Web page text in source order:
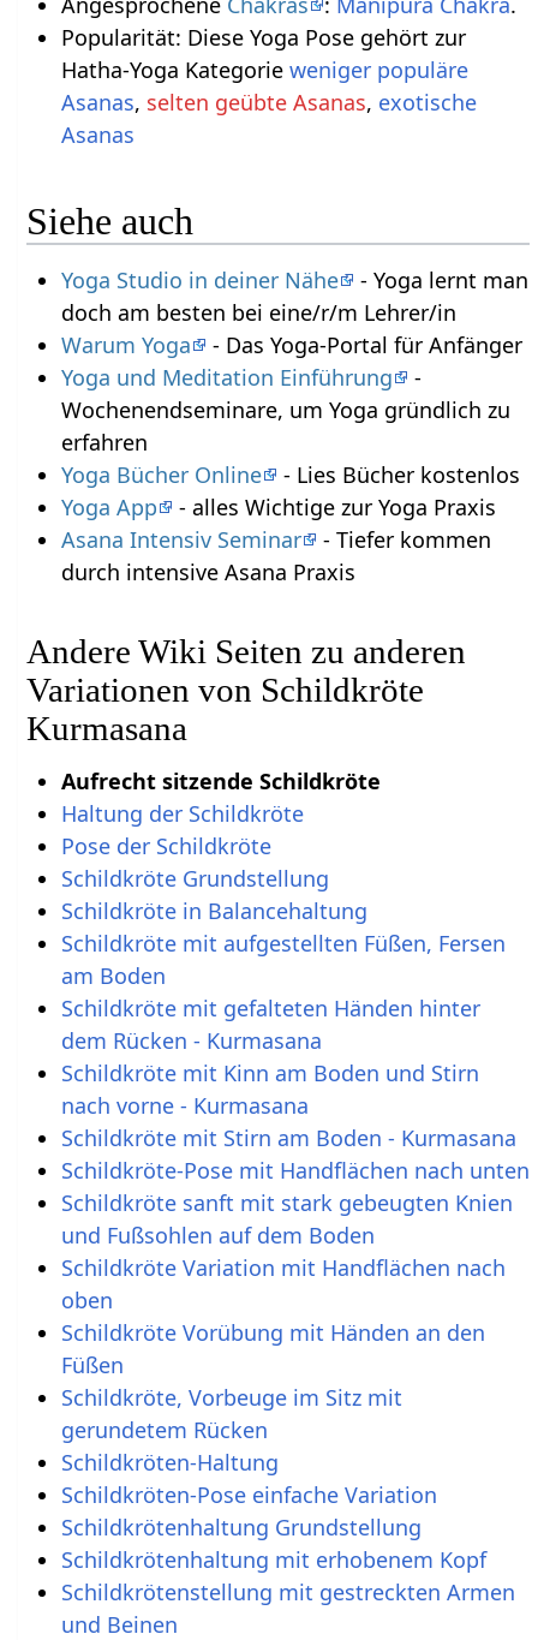
Popularität: Diese Yoga Pose gehört zur
Hatha-Yoga Kategorie weniger populäre
Asanas, selten geübte Asanas, exotische
Asanas
Siehe auch
Yoga Studio in deiner Nähe
- Yoga lernt man
doch am besten bei eine/r/m Lehrer/in
Warum Yoga
- Das Yoga-Portal für Anfänger
Yoga und Meditation Einführung
-
Wochenendseminare, um Yoga gründlich zu
erfahren
Yoga Bücher Online
- Lies Bücher kostenlos
Yoga App
- alles Wichtige zur Yoga Praxis
Asana Intensiv Seminar
- Tiefer kommen
durch intensive Asana Praxis
Andere Wiki Seiten zu anderen
Variationen von Schildkröte
Kurmasana
Aufrecht sitzende Schildkröte
Haltung der Schildkröte
Pose der Schildkröte
Schildkröte Grundstellung
Schildkröte in Balancehaltung
Schildkröte mit aufgestellten Füßen, Fersen
am Boden
Schildkröte mit gefalteten Händen hinter
dem Rücken - Kurmasana
Schildkröte mit Kinn am Boden und Stirn
nach vorne - Kurmasana
Schildkröte mit Stirn am Boden - Kurmasana
Schildkröte-Pose mit Handflächen nach unten
Schildkröte sanft mit stark gebeugten Knien
und Fußsohlen auf dem Boden
Schildkröte Variation mit Handflächen nach
oben
Schildkröte Vorübung mit Händen an den
Füßen
Schildkröte, Vorbeuge im Sitz mit
gerundetem Rücken
Schildkröten-Haltung
Schildkröten-Pose einfache Variation
Schildkrötenhaltung Grundstellung
Schildkrötenhaltung mit erhobenem Kopf
Schildkrötenstellung mit gestreckten Armen
und Beinen